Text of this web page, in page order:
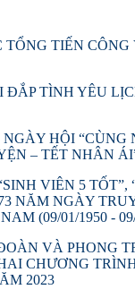
TIẾN
TÌNH YÊU
HỘI “CÙNG
– TẾT NHÂN
VIÊN 5 TỐT”,
NĂM NGÀY
(09/01/1950 -
VÀ PHONG
CHƯƠNG
2023